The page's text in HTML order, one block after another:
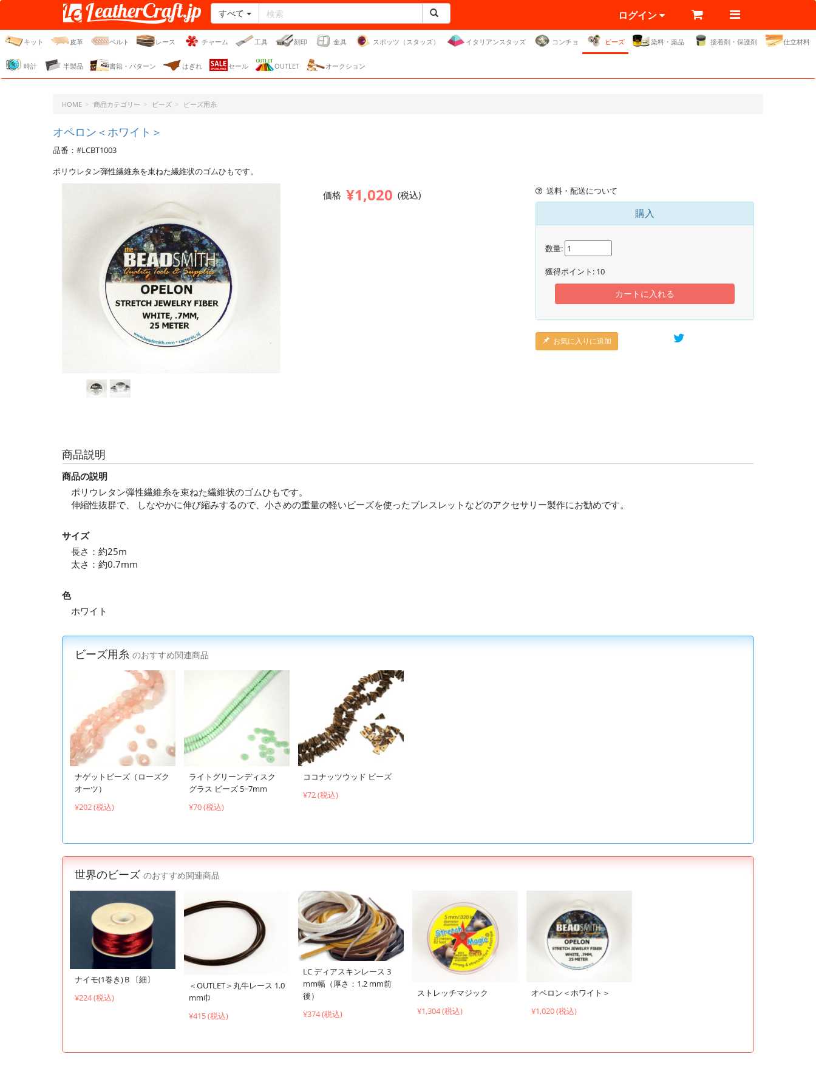
レザークラフト・ドット・
ジェーピー
すべて ログイン
キット 皮革 ベルト レース チャーム 工具 刻印 金具 スポッツ（スタッズ） イタリアンスタッズ コンチョ ビーズ 染料・薬品 接着剤・保護剤 仕立材料
時計 半製品 書籍・パターン はぎれ セール OUTLET オークション
HOME 商品カテゴリー ビーズ ビーズ用糸
オペロン＜ホワイト＞
品番：#LCBT1003
ポリウレタン弾性繊維糸を束ねた繊維状のゴムひもです。
価格 ¥1,020 (税込) 送料・配送について
購入
数量:
獲得ポイント: 10
カートに入れる
お気に入りに追加
商品説明
商品の説明
ポリウレタン弾性繊維糸を束ねた繊維状のゴムひもです。
伸縮性抜群で、 しなやかに伸び縮みするので、小さめの重量の軽いビーズを使ったブレスレットなどのアクセサリー製作にお勧めです。
サイズ
長さ：約25m
太さ：約0.7mm
色
ホワイト
ビーズ用糸 のおすすめ関連商品
ナゲットビーズ（ローズク
オーツ）
¥202 (税込)
ライトグリーンディスク
グラス ビーズ 5~7mm
¥70 (税込)
ココナッツウッド ビーズ
¥72 (税込)
世界のビーズ のおすすめ関連商品
ナイモ(1巻き)Ｂ〔細〕
¥224 (税込)
＜OUTLET＞丸牛レース 1.0
mm巾
¥415 (税込)
LC ディアスキンレース 3
mm幅（厚さ：1.2 mm前
後）
¥374 (税込)
ストレッチマジック
¥1,304 (税込)
オペロン＜ホワイト＞
¥1,020 (税込)